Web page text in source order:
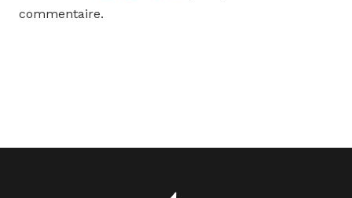
commentaire.